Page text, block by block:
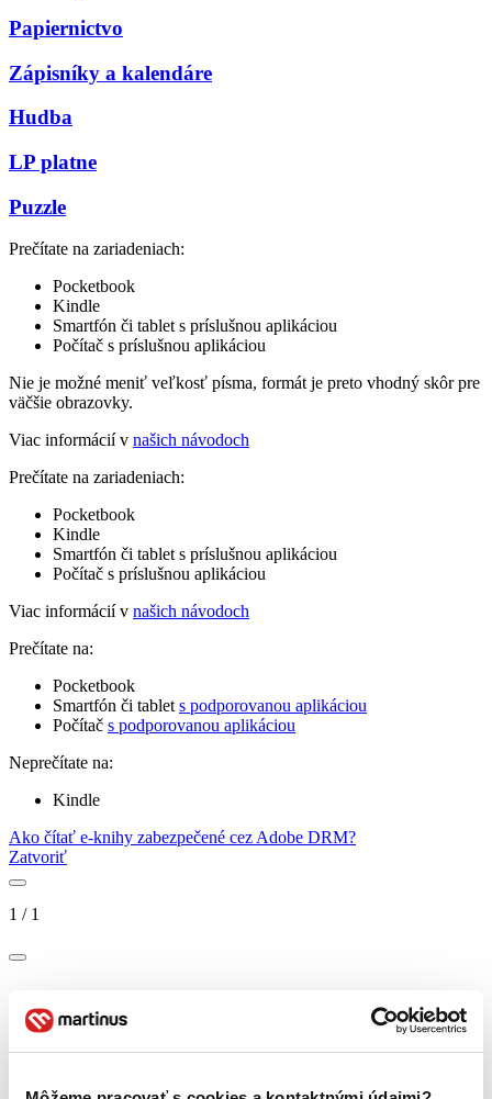
Papiernictvo
Zápisníky a kalendáre
Hudba
LP platne
Puzzle
Prečítate na zariadeniach:
Pocketbook
Kindle
Smartfón či tablet s príslušnou aplikáciou
Počítač s príslušnou aplikáciou
Nie je možné meniť veľkosť písma, formát je preto vhodný skôr pre
väčšie obrazovky.
Viac informácií v našich návodoch
Prečítate na zariadeniach:
Pocketbook
Kindle
Smartfón či tablet s príslušnou aplikáciou
Počítač s príslušnou aplikáciou
Viac informácií v našich návodoch
Prečítate na:
Pocketbook
Smartfón či tablet s podporovanou aplikáciou
Počítač s podporovanou aplikáciou
Neprečítate na:
Kindle
Ako čítať e-knihy zabezpečené cez Adobe DRM?
Zatvoriť
1 / 1